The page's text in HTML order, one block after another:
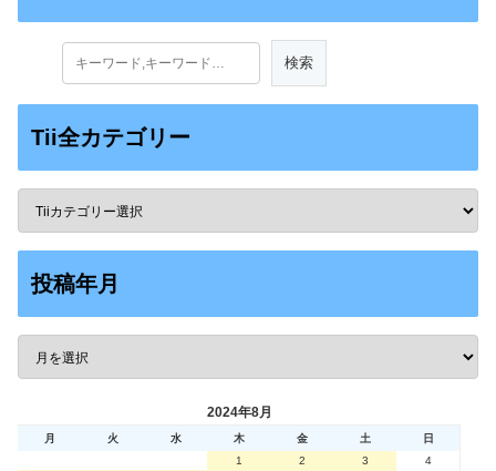
Tii全カテゴリー
投稿年月
2024年8月
月 火 水 木 金 土
日
1
2 3
4